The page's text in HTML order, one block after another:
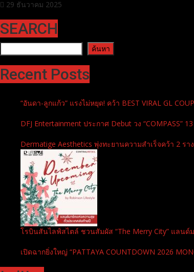
29 ธันวาคม 2025
SEARCH
ค้นหา ค้นหา
Recent Posts
“อันดา-ลูกแก้ว” แรงไม่หยุด! คว้า BEST VIRAL GL
DFJ Entertainment ประกาศ Debut วง “COMPASS”
Dermatige Aesthetics พุ่งทะยานความสำเร็จคว้า 2 ร
โรบินสันไลฟ์สไตล์ ชวนสัมผัส “The Merry City” แลน
เปิดฉากยิ่งใหญ่ “PATTAYA COUNTDOWN 2026